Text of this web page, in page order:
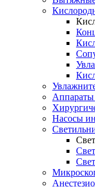
Аппараты
Насосы